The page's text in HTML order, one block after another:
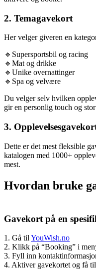
2. Temagavekort
Her velger giveren en
🔹Supersportsbil og racing
🔹Mat og drikke
🔹Unike overnattinger
🔹Spa og velvære
Du velger selv hvilken
gir en personlig touch og
3.
Dette er det mest fleksible
katalogen med 1000+
mest.
Hvordan bruke
Gavekort på en
1. Gå til YouWish.no
2. Klikk på “Booking” i
3. Fyll inn
4. Aktiver gavekortet og få